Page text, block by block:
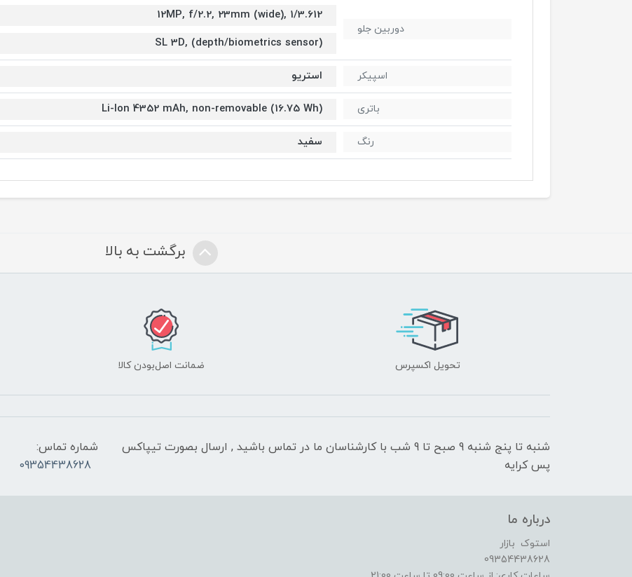
دوربین جلو
12MP, f/2.2, 23mm (wide), 1/3.612
SL 3D, (depth/biometrics sensor)
اسپیکر استریو
باتری Li-Ion 4352 mAh, non-removable (16.75 Wh)
رنگ سفید
برگشت به بالا
تحویل اکسپرس ضمانت اصل‌بودن کالا
شنبه تا پنج شنبه 9 صبح تا 9 شب با کارشناسان ما در تماس باشید , ارسال بصورت تیپاکس
پس کرایه
شماره تماس:
09354438628
درباره ما
استوک بازار
09354438628